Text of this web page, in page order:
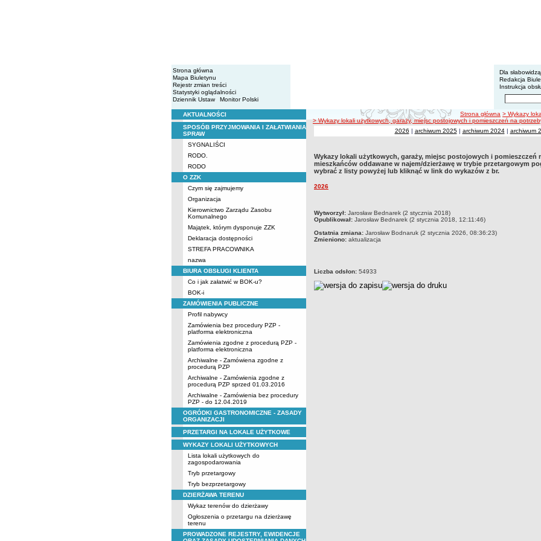
Strona główna
Mapa Biuletynu
Rejestr zmian treści
Statystyki oglądalności
Dziennik Ustaw
Monitor Polski
BIP -
Menu
Dla
Redakcja
Instrukcja
Wyszukiwarka
Menu
AKTUALNOŚCI
SPOSÓB PRZYJMOWANIA I ZAŁATWIANIA
SPRAW
SYGNALIŚCI
RODO.
RODO
O ZZK
Czym się zajmujemy
Organizacja
Kierownictwo Zarządu Zasobu
Komunalnego
Majątek, którym dysponuje ZZK
Deklaracja dostępności
STREFA PRACOWNIKA
nazwa
BIURA OBSŁUGI KLIENTA
Co i jak załatwić w BOK-u?
BOK-i
ZAMÓWIENIA PUBLICZNE
Profil nabywcy
Zamówienia bez procedury PZP -
platforma elektroniczna
Zamówienia zgodne z procedurą PZP -
platforma elektroniczna
Archiwalne - Zamówiena zgodne z
procedurą PZP
Archiwalne - Zamówienia zgodne z
procedurą PZP sprzed 01.03.2016
Archiwalne - Zamówienia bez procedury
PZP - do 12.04.2019
OGRÓDKI GASTRONOMICZNE - ZASADY
ORGANIZACJI
PRZETARGI NA LOKALE UŻYTKOWE
WYKAZY LOKALI UŻYTKOWYCH
Lista lokali użytkowych do
zagospodarowania
Tryb przetargowy
Tryb bezprzetargowy
DZIERŻAWA TERENU
Wykaz terenów do dzierżawy
Ogłoszenia o przetargu na dzierżawę
terenu
PROWADZONE REJESTRY, EWIDENCJE
ścieżka nawigacji
Strona główna > Wykazy
> Wykazy lokali użytkowych, garaży, miejsc postojowych i pomieszczeń na
2026 | archiwum 2025| archiwum 2024| archiwum
Wykazy lokali użytkowych, garaży, miejsc postojowych i pomieszczeń
mieszkańców oddawane w najem/dzierżawę w trybie przetargowym
wybrać z listy powyżej lub kliknąć w link do wykazów z br.
2026
metryczka
Wytworzył: Jarosław Bednarek (2 stycznia 2018)
Opublikował: Jarosław Bednarek (2 stycznia 2018, 12:11:46)
Ostatnia zmiana: Jarosław Bodnaruk (2 stycznia 2026, 08:36:23)
Zmieniono: aktualizacja
Liczba odsłon: 54933